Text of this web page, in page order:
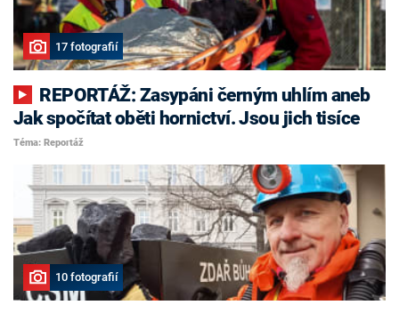
17 fotografií
Jak spočítat oběti hornictví. Jsou jich tisíce
Téma: Reportáž
10 fotografií